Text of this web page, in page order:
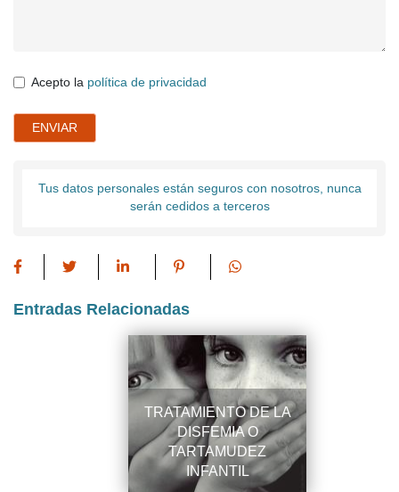
Acepto la política de privacidad
ENVIAR
Tus datos personales están seguros con nosotros, nunca
serán cedidos a terceros
Entradas Relacionadas
TRATAMIENTO DE LA
DISFEMIA O
TARTAMUDEZ
INFANTIL